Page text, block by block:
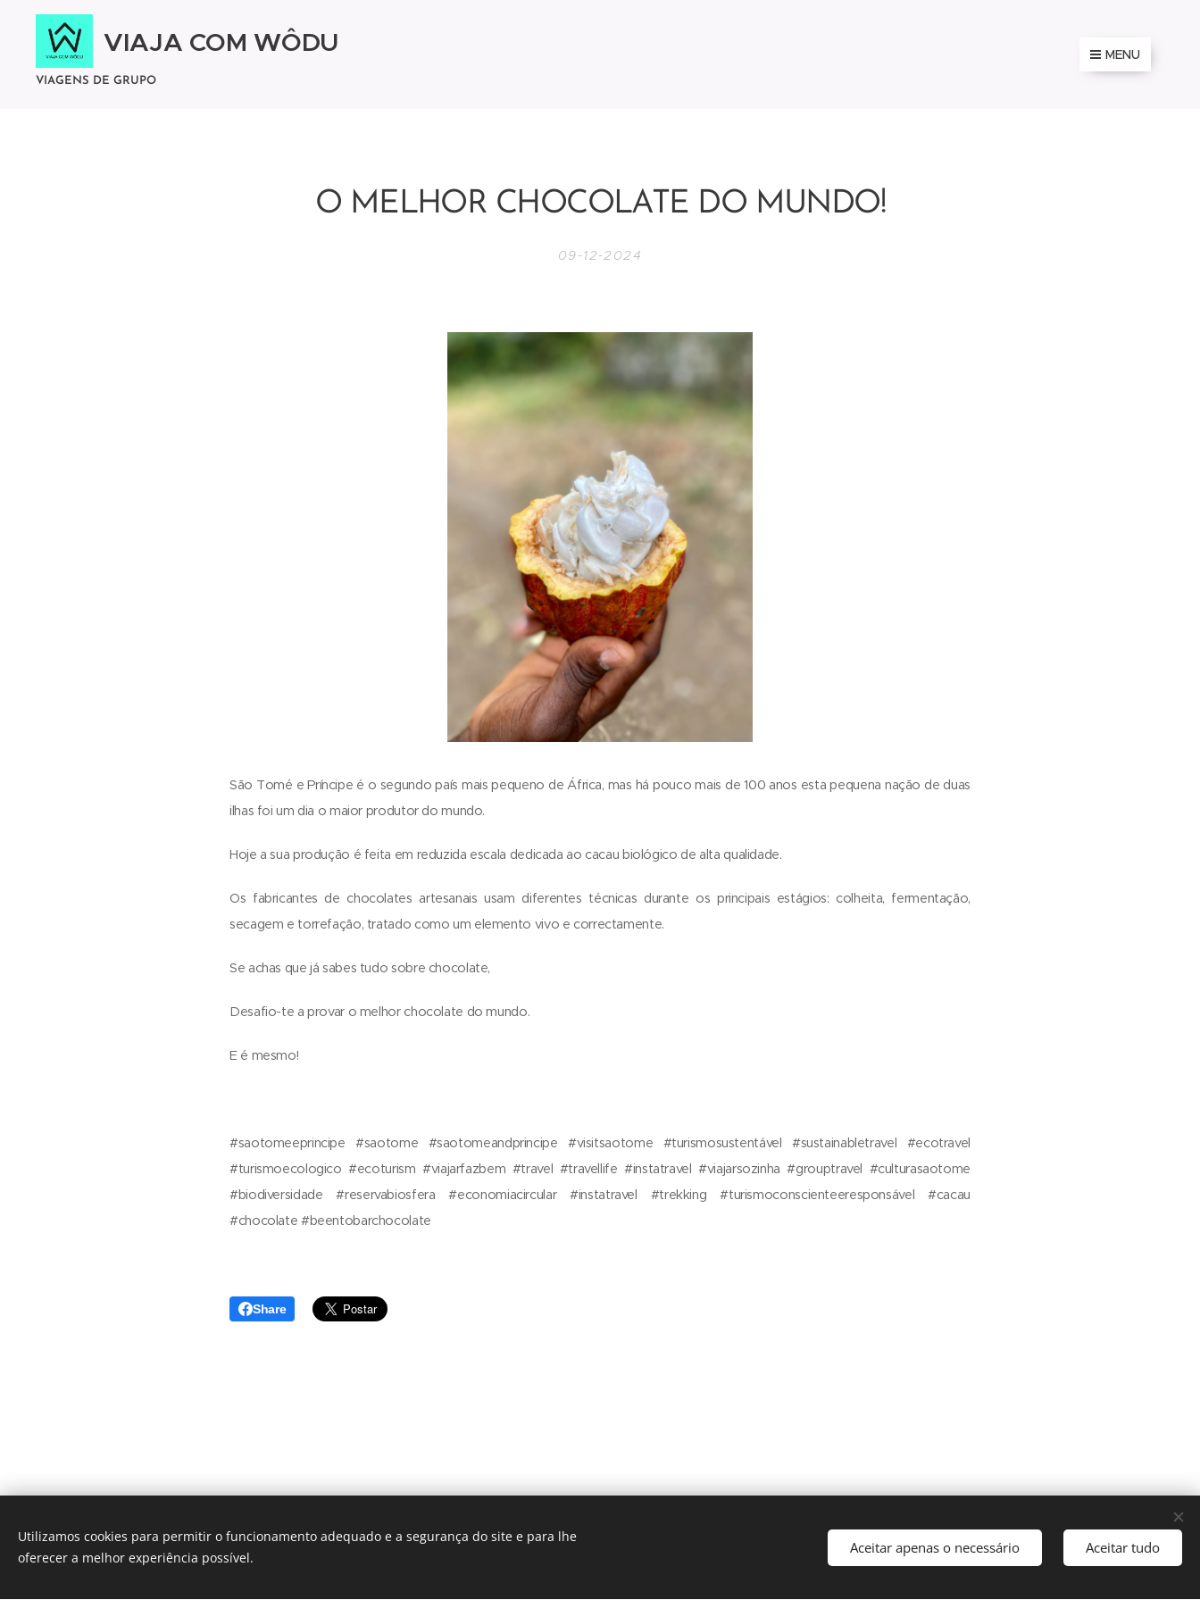
VIAJA COM WÔDU
VIAGENS DE GRUPO
MENU
O MELHOR CHOCOLATE DO MUNDO!
09-12-2024
São Tomé e Príncipe é o segundo país mais pequeno de África, mas há pouco mais de 100 anos esta pequena nação de duas
ilhas foi um dia o maior produtor do mundo.
Hoje a sua produção é feita em reduzida escala dedicada ao cacau biológico de alta qualidade.
Os fabricantes de chocolates artesanais usam diferentes técnicas durante os principais estágios: colheita, fermentação,
secagem e torrefação, tratado como um elemento vivo e correctamente.
Se achas que já sabes tudo sobre chocolate,
Desafio-te a provar o melhor chocolate do mundo.
E é mesmo! 🍫
#saotomeeprincipe #saotome #saotomeandprincipe #visitsaotome #turismosustentável #sustainabletravel #ecotravel
#turismoecologico #ecoturism #viajarfazbem #travel #travellife #instatravel #viajarsozinha #grouptravel #culturasaotome
#biodiversidade #reservabiosfera #economiacircular #instatravel #trekking #turismoconscienteeresponsável #cacau
#chocolate #beentobarchocolate
Share
www.viajacomwodu.pt
Utilizamos cookies para permitir o funcionamento adequado e a segurança do site e para lhe
oferecer a melhor experiência possível.
Aceitar apenas o necessário Aceitar tudo